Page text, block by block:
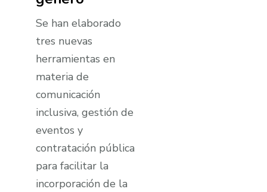
Se han elaborado
tres nuevas
herramientas en
materia de
comunicación
inclusiva, gestión de
eventos y
contratación pública
para facilitar la
incorporación de la